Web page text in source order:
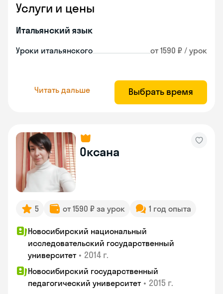
Услуги и цены
Итальянский язык
Уроки итальянского от 1590 ₽ / урок
Читать дальше Выбрать время
Оксана
5 от 1590 ₽ за урок 1 год опыта
Новосибирский национальный
исследовательский государственный
университет • 2014 г.
Новосибирский государственный
педагогический университет • 2015 г.